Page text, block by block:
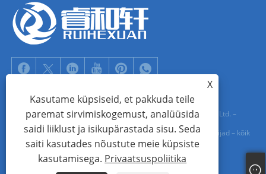
Autoriõigus © 2022 Zhejiang Ruihexuan Import and Export Co., Ltd. –
metallist nuppude, tõmbluku liuguri tootjad, metallist aasa tarnijad – kõik
õigused kaitstud
X
Kasutame küpsiseid, et pakkuda teile
paremat sirvimiskogemust, analüüsida
saidi liiklust ja isikupärastada sisu. Seda
saiti kasutades nõustute meie küpsiste
kasutamisega. Privaatsuspoliitika